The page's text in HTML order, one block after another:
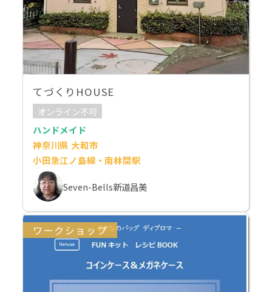
てづくりHOUSE
オンライン不可
ハンドメイド
神奈川県 大和市
小田急江ノ島線・南林間駅
Seven-Bells新道昌美
ワークショップ